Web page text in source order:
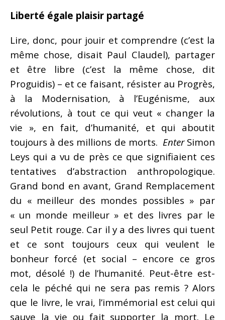
Liberté égale plaisir partagé
Lire, donc, pour jouir et comprendre (c’est la
même chose, disait Paul Claudel), partager
et être libre (c’est la même chose, dit
Proguidis) – et ce faisant, résister au Progrès,
à la Modernisation, à l’Eugénisme, aux
révolutions, à tout ce qui veut « changer la
vie », en fait, d’humanité, et qui aboutit
toujours à des millions de morts. EnterSimon
Leys qui a vu de près ce que signifiaient ces
tentatives d’abstraction anthropologique.
Grand bond en avant, Grand Remplacement
du « meilleur des mondes possibles » par
« un monde meilleur » et des livres par le
seul Petit rouge. Car il y a des livres qui tuent
et ce sont toujours ceux qui veulent le
bonheur forcé (et social – encore ce gros
mot, désolé !) de l’humanité. Peut-être est-
cela le péché qui ne sera pas remis ? Alors
que le livre, le vrai, l’immémorial est celui qui
sauve la vie ou fait supporter la mort. Le